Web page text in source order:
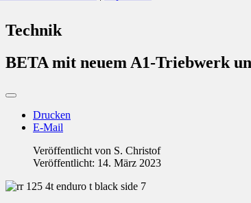
Technik
BETA mit neuem A1-Triebwerk
Drucken
E-Mail
Veröffentlicht von S. Christof
Veröffentlicht: 14. März 2023